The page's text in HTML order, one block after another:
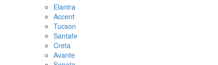
Elantra
Accent
Tucson
Santafe
Creta
Avante